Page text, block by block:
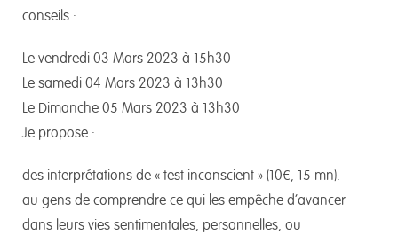
conseils :
Le vendredi 03 Mars 2023 à 15h30
Le samedi 04 Mars 2023 à 13h30
Le Dimanche 05 Mars 2023 à 13h30
Je propose :
des interprétations de « test inconscient » (10€, 15 mn).
au gens de comprendre ce qui les empêche d’avancer
dans leurs vies sentimentales, personnelles, ou